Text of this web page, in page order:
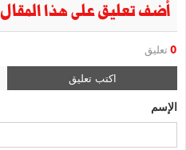
أضف تعليق على هذا المقال
0 تعليق
اكتب تعليق
الإسم